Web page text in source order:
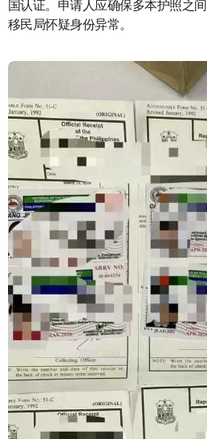
国认证。申请人应确保多本护照之
移民局怀疑身份异常。